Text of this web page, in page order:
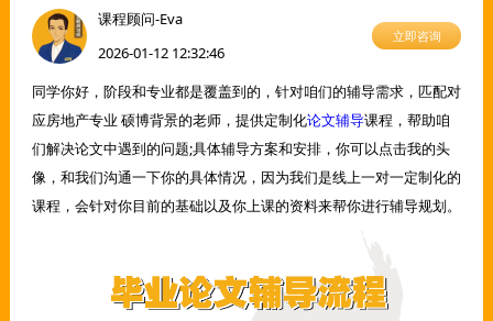
课程顾问-Eva
2026-01-12 12:32:46
立即咨询
同学你好，阶段和专业都是覆盖到的，针对咱们的辅导需求，匹配对
应房地产专业 硕博背景的老师，提供定制化论文辅导课程，帮助咱
们解决论文中遇到的问题;具体辅导方案和安排，你可以点击我的头
像，和我们沟通一下你的具体情况，因为我们是线上一对一定制化的
课程，会针对你目前的基础以及你上课的资料来帮你进行辅导规划。